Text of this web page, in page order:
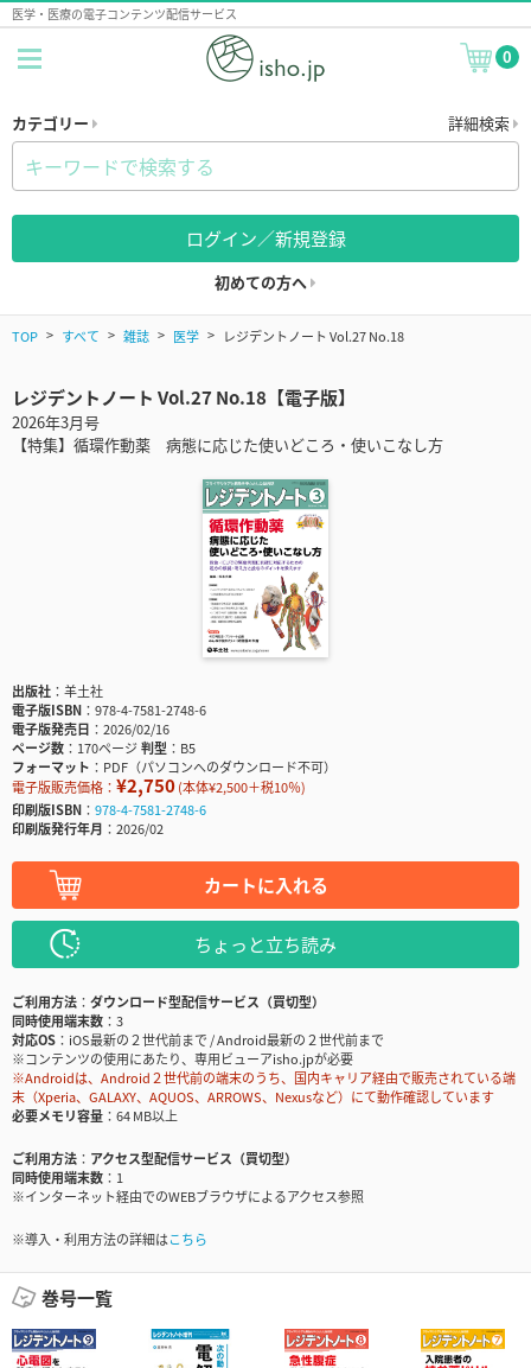
医学・医療の電子コンテンツ配信サービス
0
カテゴリー 詳細検索
ログイン／新規登録
初めての方へ
TOP すべて 雑誌 医学 レジデントノート Vol.27 No.18
レジデントノート Vol.27 No.18【電子版】
2026年3月号
【特集】循環作動薬 病態に応じた使いどころ・使いこなし方
出版社
羊土社
電子版ISBN
978-4-7581-2748-6
電子版発売日
2026/02/16
ページ数
170ページ判型
B5
フォーマット
PDF（パソコンへのダウンロード不可）
電子版販売価格： ¥2,750(本体¥2,500＋税10％)
印刷版ISBN
978-4-7581-2748-6
印刷版発行年月
2026/02
カートに入れる
ちょっと立ち読み
ご利用方法
ダウンロード型配信サービス（買切型）
同時使用端末数
3
対応OS
iOS最新の２世代前まで / Android最新の２世代前まで
※コンテンツの使用にあたり、専用ビューアisho.jpが必要
※Androidは、Android２世代前の端末のうち、国内キャリア経由で販売されている端
末（Xperia、GALAXY、AQUOS、ARROWS、Nexusなど）にて動作確認しています
必要メモリ容量
64 MB以上
ご利用方法
アクセス型配信サービス（買切型）
同時使用端末数
1
※インターネット経由でのWEBブラウザによるアクセス参照
※導入・利用方法の詳細はこちら
巻号一覧